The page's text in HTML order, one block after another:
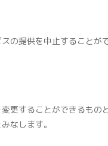
の提供を中止することが
更することができるもの
なします。